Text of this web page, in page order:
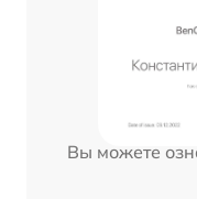
Вы можете